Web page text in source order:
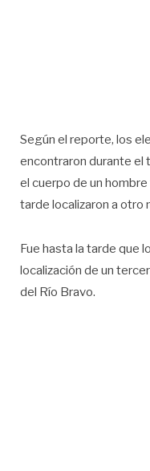
Según el reporte, los
encontraron durante el
el cuerpo de un
tarde localizaron a otro
Fue hasta la tarde que
localización de un
del Río Bravo.